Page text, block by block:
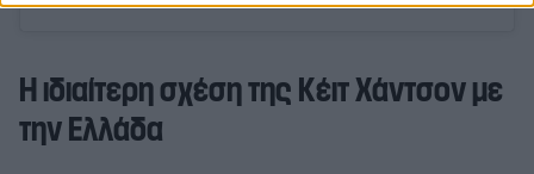
Η ιδιαίτερη σχέση της Κέιτ Χάντσον με
την Ελλάδα